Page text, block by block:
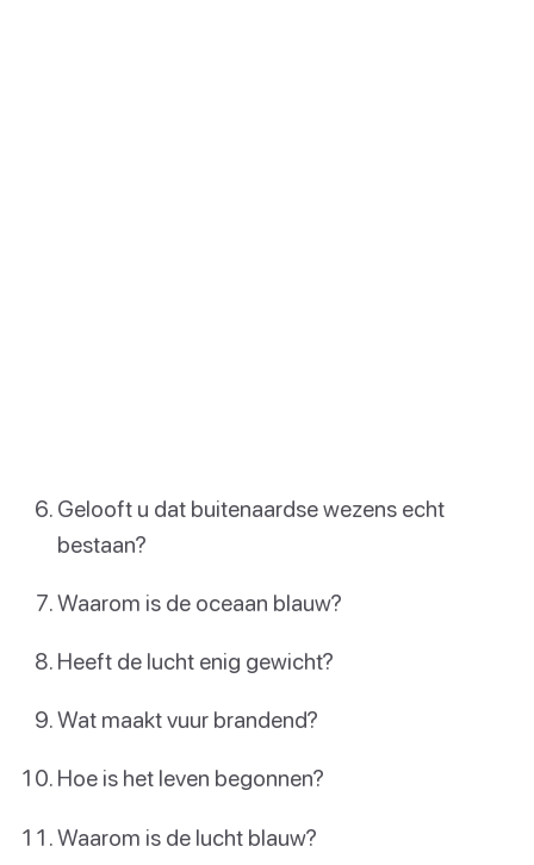
Gelooft u dat buitenaardse wezens echt
bestaan?
Waarom is de oceaan blauw?
Heeft de lucht enig gewicht?
Wat maakt vuur brandend?
Hoe is het leven begonnen?
Waarom is de lucht blauw?